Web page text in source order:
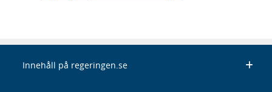
Innehåll på regeringen.se